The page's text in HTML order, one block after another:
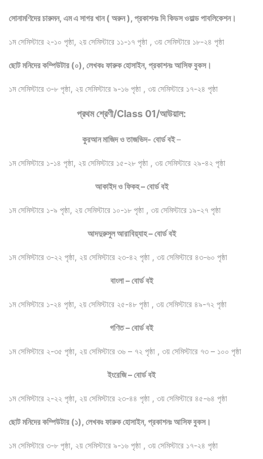
সোনামণিদের চারুমন, এম এ সাগর খান ( অরুন ), প্রকাশনঃ দি কিডস ওয়াল্ড পাবলিকেশন।
১ম সেমিস্টারে ২-১০ পৃষ্ঠা, ২য় সেমিস্টারে ১১-১৭ পৃষ্ঠা , ৩য় সেমিস্টারে ১৮-২৪ পৃষ্ঠা
ছোট মনিদের কম্পিউটার (০), লেখকঃ ফারুক হোসাইন, প্রকাশনঃ আসিফ বুকস।
১ম সেমিস্টারে ৩-৮ পৃষ্ঠা, ২য় সেমিস্টারে ৯-১৬ পৃষ্ঠা , ৩য় সেমিস্টারে ১৭-২৪ পৃষ্ঠা
প্রথম শ্রেণী/Class 01/আউয়াল:
কুরআন মাজিদ ও তাজভিদ- বোর্ড বই–
১ম সেমিস্টারে ১-১৪ পৃষ্ঠা, ২য় সেমিস্টারে ১৫-২৮ পৃষ্ঠা , ৩য় সেমিস্টারে ২৯-৪২ পৃষ্ঠা
আকাইদ ও ফিকহ – বোর্ড বই
১ম সেমিস্টারে ১-৯ পৃষ্ঠা, ২য় সেমিস্টারে ১০-১৮ পৃষ্ঠা , ৩য় সেমিস্টারে ১৯-২৭ পৃষ্ঠা
আদদুরুসুল আরাবিয়্যাহ – বোর্ড বই
১ম সেমিস্টারে ৩-২২ পৃষ্ঠা, ২য় সেমিস্টারে ২৩-৪২ পৃষ্ঠা , ৩য় সেমিস্টারে ৪৩-৬০ পৃষ্ঠা
বাংলা – বোর্ড বই
১ম সেমিস্টারে ১-২৪ পৃষ্ঠা, ২য় সেমিস্টারে ২৫-৪৮ পৃষ্ঠা , ৩য় সেমিস্টারে ৪৯-৭২ পৃষ্ঠা
গণিত – বোর্ড বই
১ম সেমিস্টারে ২-৩৫ পৃষ্ঠা, ২য় সেমিস্টারে ৩৬ – ৭২ পৃষ্ঠা , ৩য় সেমিস্টারে ৭৩ – ১০০ পৃষ্ঠা
ইংরেজি – বোর্ড বই
১ম সেমিস্টারে ২-২২ পৃষ্ঠা, ২য় সেমিস্টারে ২৩-৪৪ পৃষ্ঠা , ৩য় সেমিস্টারে ৪৫-৬৪ পৃষ্ঠা
ছোট মনিদের কম্পিউটার (১), লেখকঃ ফারুক হোসাইন, প্রকাশনঃ আসিফ বুকস।
১ম সেমিস্টারে ৩-৮ পৃষ্ঠা, ২য় সেমিস্টারে ৯-১৬ পৃষ্ঠা , ৩য় সেমিস্টারে ১৭-২৪ পৃষ্ঠা